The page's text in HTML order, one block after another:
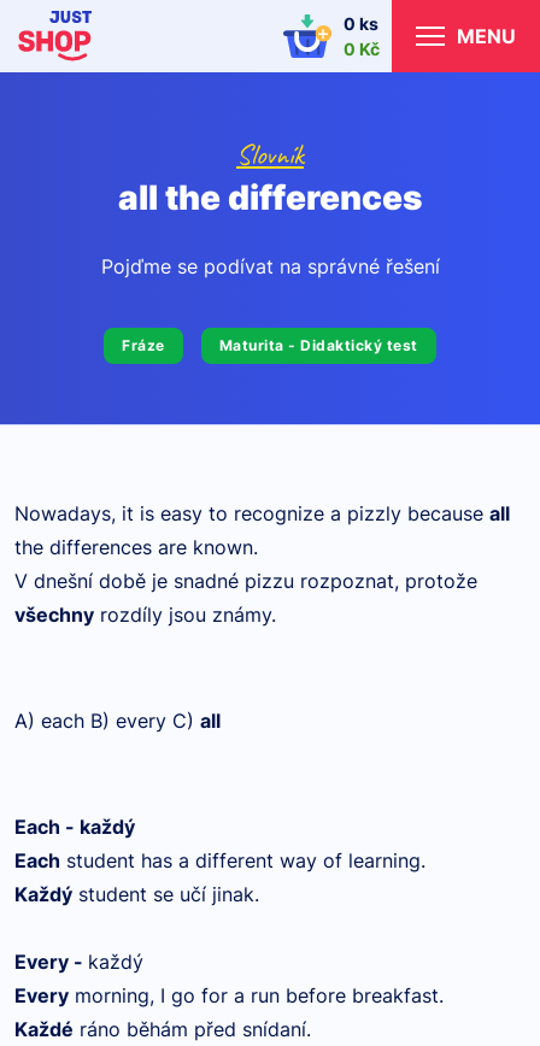
0 ks
0 Kč
MENU
Slovník
all the differences
Pojďme se podívat na správné řešení
Fráze Maturita - Didaktický test
Nowadays, it is easy to recognize a pizzly because all
the differences are known.
V dnešní době je snadné pizzu rozpoznat, protože
všechny rozdíly jsou známy.
A) each B) every C) all
Each - každý
Each student has a different way of learning.
Každý student se učí jinak.
Every - každý
Every morning, I go for a run before breakfast.
Každé ráno běhám před snídaní.